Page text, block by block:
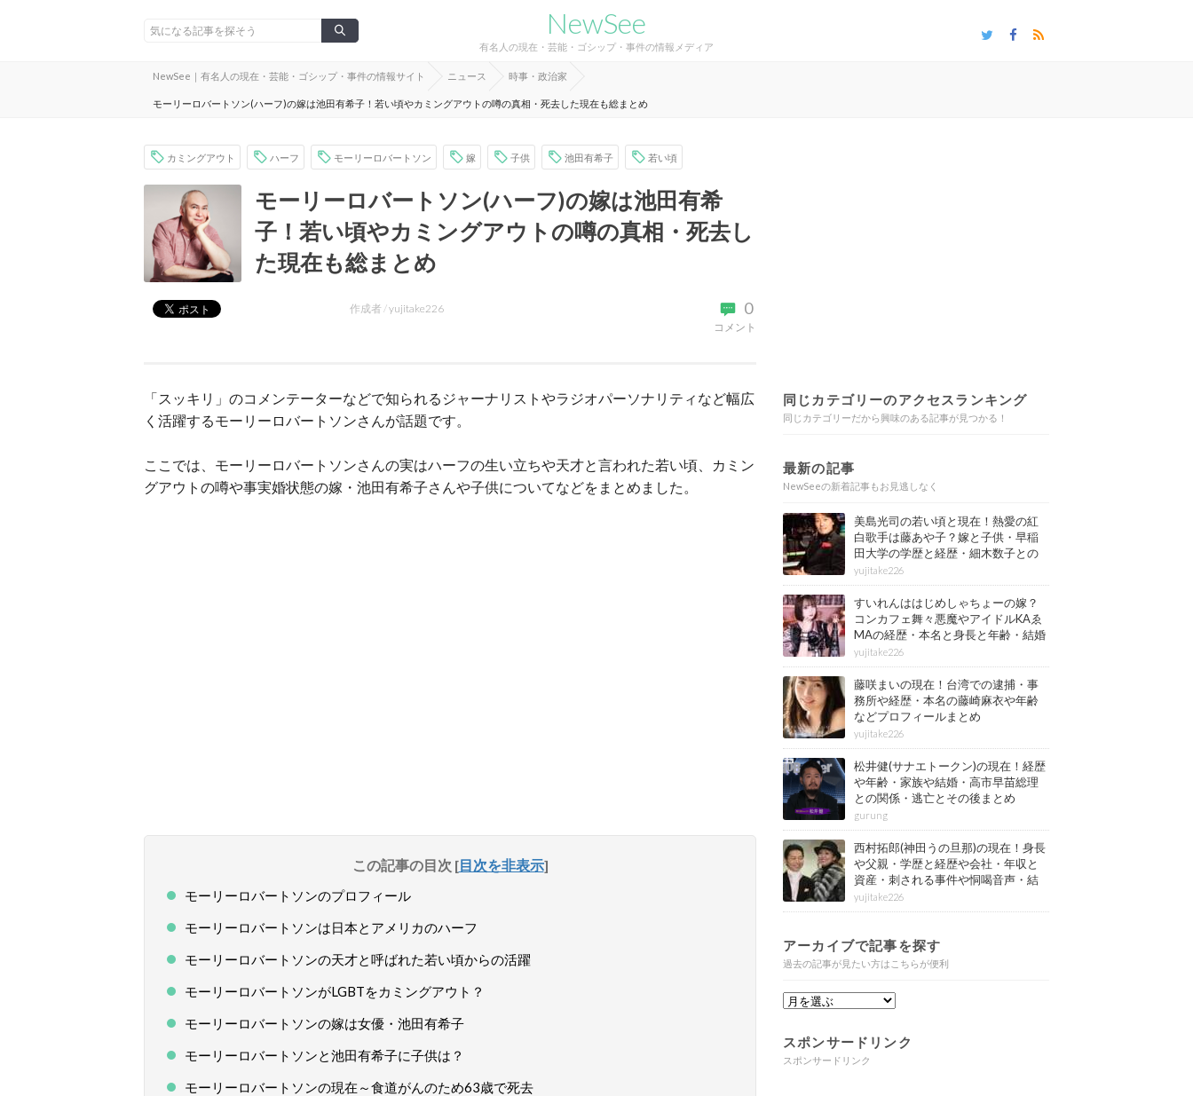
NewSee
有名人の現在・芸能・ゴシップ・事件の情報メディア
NewSee｜有名人の現在・芸能・ゴシップ・事件の情報サイト ニュース 時事・政治家
モーリーロバートソン(ハーフ)の嫁は池田有希子！若い頃やカミングアウトの噂の真相・死去した現在も総まとめ
カミングアウト ハーフ モーリーロバートソン 嫁 子供 池田有希子 若い頃
モーリーロバートソン(ハーフ)の嫁は池田有希
子！若い頃やカミングアウトの噂の真相・死去し
た現在も総まとめ
0
コメント
作成者 /yujitake226
「スッキリ」のコメンテーターなどで知られるジャーナリストやラジオパーソナリティなど幅広
く活躍するモーリーロバートソンさんが話題です。
ここでは、モーリーロバートソンさんの実はハーフの生い立ちや天才と言われた若い頃、カミン
グアウトの噂や事実婚状態の嫁・池田有希子さんや子供についてなどをまとめました。
この記事の目次 [目次を非表示]
モーリーロバートソンのプロフィール
モーリーロバートソンは日本とアメリカのハーフ
モーリーロバートソンの天才と呼ばれた若い頃からの活躍
モーリーロバートソンがLGBTをカミングアウト？
モーリーロバートソンの嫁は女優・池田有希子
モーリーロバートソンと池田有希子に子供は？
モーリーロバートソンの現在～食道がんのため63歳で死去
同じカテゴリーのアクセスランキング
同じカテゴリーだから興味のある記事が見つかる！
最新の記事
NewSeeの新着記事もお見逃しなく
美島光司の若い頃と現在！熱愛の紅
白歌手は藤あや子？嫁と子供・早稲
田大学の学歴と経歴・細木数子との
確執もまとめ
yujitake226
すいれんははじめしゃちょーの嫁？
コンカフェ舞々悪魔やアイドルKAゑ
MAの経歴・本名と身長と年齢・結婚
情報もまとめ
yujitake226
藤咲まいの現在！台湾での逮捕・事
務所や経歴・本名の藤崎麻衣や年齢
などプロフィールまとめ
yujitake226
松井健(サナエトークン)の現在！経歴
や年齢・家族や結婚・高市早苗総理
との関係・逃亡とその後まとめ
gurung
西村拓郎(神田うの旦那)の現在！身長
や父親・学歴と経歴や会社・年収と
資産・刺される事件や恫喝音声・結
婚と子供や自宅・脳梗塞の病気もま
とめ
yujitake226
アーカイブで記事を探す
過去の記事が見たい方はこちらが便利
スポンサードリンク
スポンサードリンク